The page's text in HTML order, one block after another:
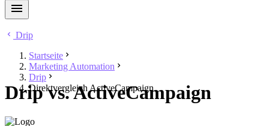
Drip
Startseite
Marketing Automation
Drip
Direktvergleich ActiveCampaign
Drip vs. ActiveCampaign